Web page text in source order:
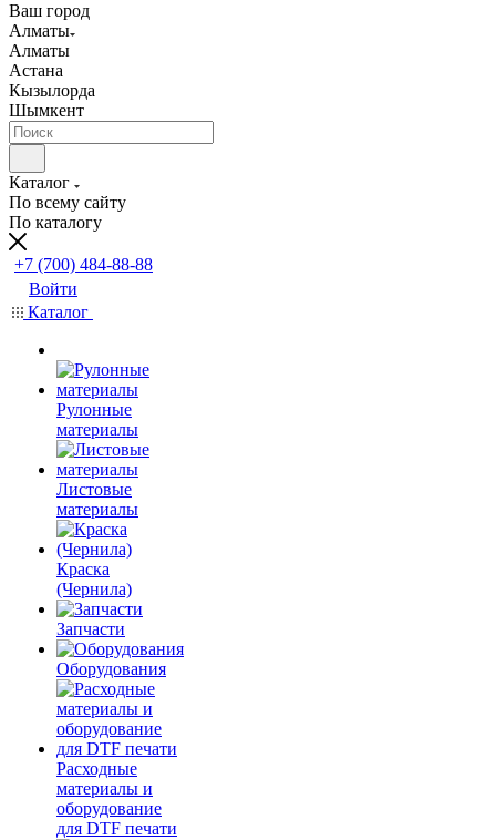
Ваш город
Алматы
Алматы
Астана
Кызылорда
Шымкент
Каталог
По всему сайту
По каталогу
+7 (700) 484-88-88
Войти
Каталог
Рулонные
материалы
Листовые
материалы
Краска
(Чернила)
Запчасти
Оборудования
Расходные
материалы и
оборудование
для DTF печати